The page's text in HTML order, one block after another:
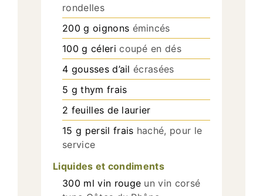
rondelles
200 g oignons émincés
100 g céleri coupé en dés
4 gousses d’ail écrasées
5 g thym frais
2 feuilles de laurier
15 g persil frais haché, pour le
service
Liquides et condiments
300 ml vin rouge un vin corsé